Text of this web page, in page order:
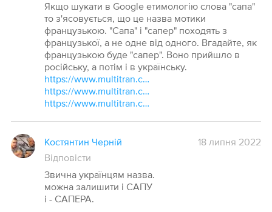
Якщо шукати в Google етимологію слова "сапа"
то з'ясовується, що це назва мотики
французькою. "Сапа" і "сапер" походять з
французької, а не одне від одного. Вгадайте, як
французькою буде "сапер". Воно прийшло в
російську, а потім і в українську.
https://www.multitran.com/m.exe?s=sape&l1=4&l2=2
https://www.multitran.com/m.exe?fscreen=2&l1=4&l2=2&s=Saper
https://www.multitran.com/m.exe?fscreen=1&l1=4&l2=2&s=sapeur
Костянтин Черній
18 липня 2022
Відповісти
Звична українцям назва.
можна залишити і САПУ
і - САПЕРА.